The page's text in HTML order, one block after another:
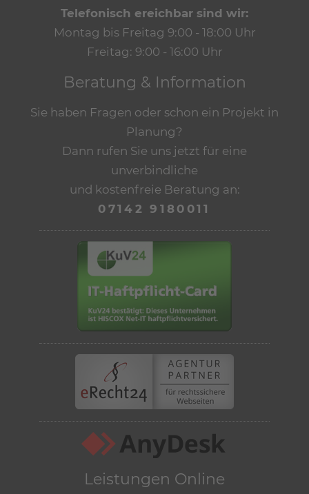
Telefonisch ereichbar sind wir:
Montag bis Freitag 9:00 - 18:00 Uhr
Freitag: 9:00 - 16:00 Uhr
Beratung & Information
Sie haben Fragen oder schon ein Projekt in
Planung?
Dann rufen Sie uns jetzt für eine
unverbindliche
und kostenfreie Beratung an:
07142 9180011
Leistungen Online